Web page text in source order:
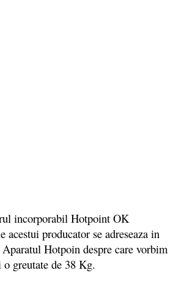
incorporabil Hotpoint OK
producator se adreseaza in
Hotpoin despre care vorbim
greutate de 38 Kg.